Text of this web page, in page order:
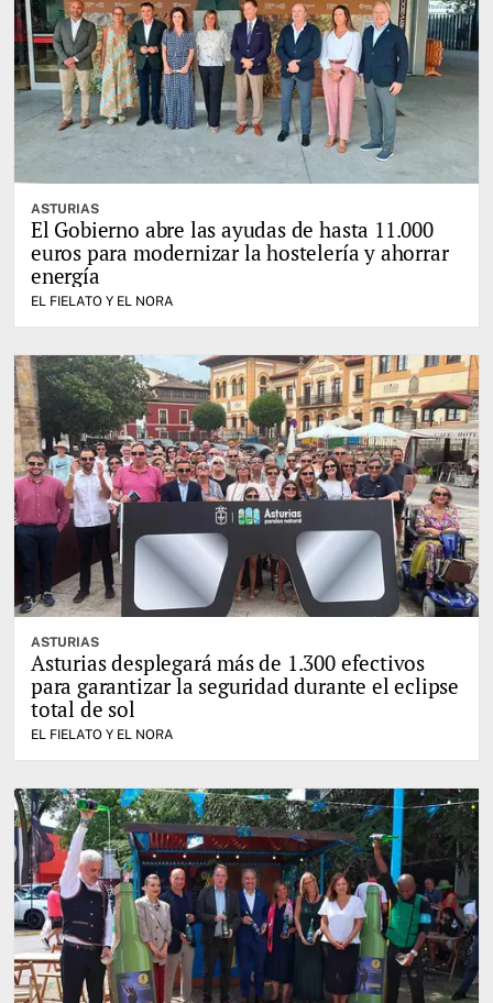
ASTURIAS
El Gobierno abre las ayudas de hasta 11.000
euros para modernizar la hostelería y ahorrar
energía
EL FIELATO Y EL NORA
ASTURIAS
Asturias desplegará más de 1.300 efectivos
para garantizar la seguridad durante el eclipse
total de sol
EL FIELATO Y EL NORA